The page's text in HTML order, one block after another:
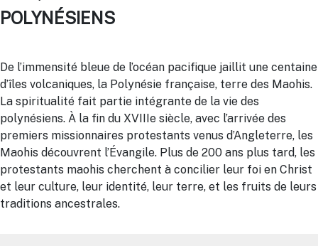
POLYNÉSIENS
De l’immensité bleue de l’océan pacifique jaillit une centaine
d’îles volcaniques, la Polynésie française, terre des Maohis.
La spiritualité fait partie intégrante de la vie des
polynésiens. À la fin du XVIIIe siècle, avec l’arrivée des
premiers missionnaires protestants venus d’Angleterre, les
Maohis découvrent l’Évangile. Plus de 200 ans plus tard, les
protestants maohis cherchent à concilier leur foi en Christ
et leur culture, leur identité, leur terre, et les fruits de leurs
traditions ancestrales.